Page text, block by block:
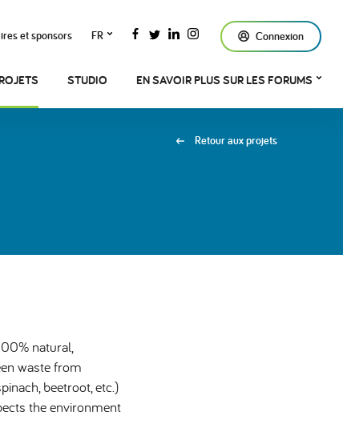
et sponsors FR Connexion
STUDIO EN SAVOIR PLUS SUR LES FORUMS
Retour aux projets
natural,
waste from
beetroot, etc.)
the environment